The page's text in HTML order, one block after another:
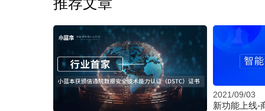
2021/09/03
新功能上线-